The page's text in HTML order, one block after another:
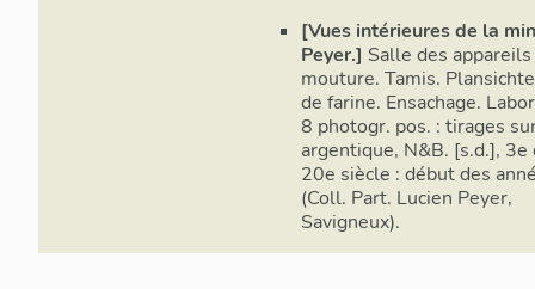
[Vues intérieures de la
Peyer.] Salle des
mouture. Tamis.
de farine. Ensachage.
8 photogr. pos. : tirages
argentique, N&B. [s.d.], 3e
20e siècle : début des
(Coll. Part. Lucien Peyer,
Savigneux).